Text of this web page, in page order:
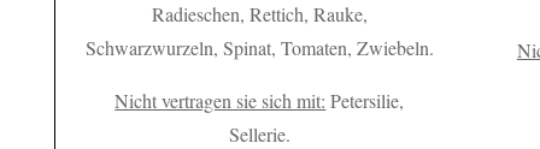
Radieschen, Rettich, Rauke,
Schwarzwurzeln, Spinat, Tomaten, Zwiebeln.
Nicht vertragen sie sich mit: Petersilie,
Sellerie.